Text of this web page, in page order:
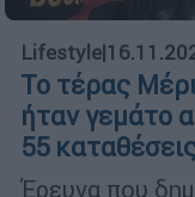
Lifestyle|
Το τέρας
ήταν γεμάτο
55
Έρευνα που